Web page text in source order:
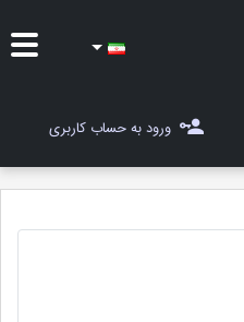
ورود به حساب کاربری